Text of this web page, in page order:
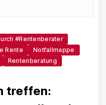
#Rentenberater
Rente
Notfallmappe
Rentenberatung
treffen: